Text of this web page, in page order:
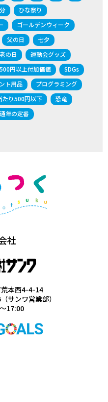
ひな祭り
ゴールデンウィーク
父の日
七夕
の日
運動会グッズ
500円以上付加価値
SDGs
ト用品
プログラミング
たり500円以下
恐竜
通年の定番
社
本西4-4-14
サンワ営業部）
17:00